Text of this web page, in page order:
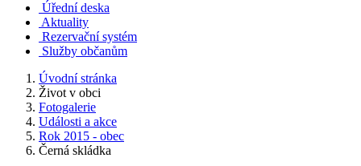
Úřední deska
Aktuality
Rezervační systém
Služby občanům
Úvodní stránka
Život v obci
Fotogalerie
Události a akce
Rok 2015 - obec
Černá skládka